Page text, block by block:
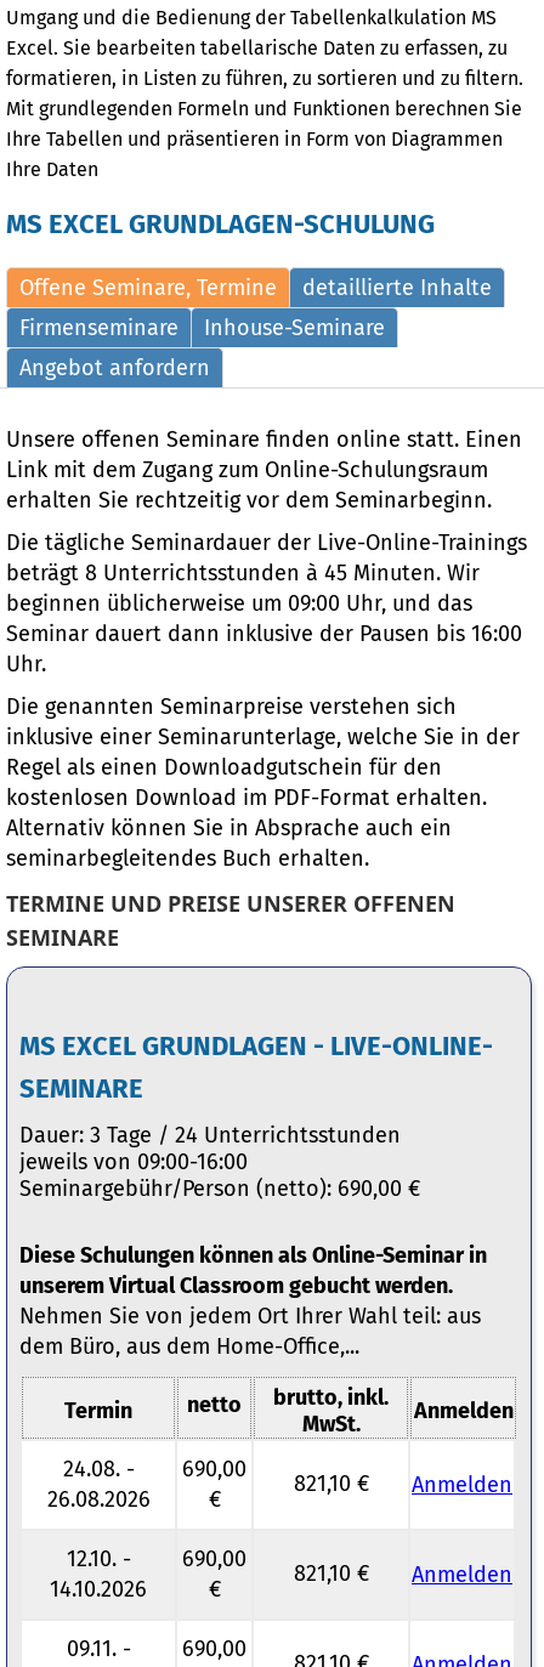
Umgang und die Bedienung der Tabellenkalkulation MS
Excel. Sie bearbeiten tabellarische Daten zu erfassen, zu
formatieren, in Listen zu führen, zu sortieren und zu filtern.
Mit grundlegenden Formeln und Funktionen berechnen Sie
Ihre Tabellen und präsentieren in Form von Diagrammen
Ihre Daten
MS EXCEL GRUNDLAGEN-SCHULUNG
Offene Seminare, Termine
detaillierte Inhalte
Firmenseminare
Inhouse-Seminare
Angebot anfordern
Unsere offenen Seminare finden online statt. Einen
Link mit dem Zugang zum Online-Schulungsraum
erhalten Sie rechtzeitig vor dem Seminarbeginn.
Die tägliche Seminardauer der Live-Online-Trainings
beträgt 8 Unterrichtsstunden à 45 Minuten. Wir
beginnen üblicherweise um 09:00 Uhr, und das
Seminar dauert dann inklusive der Pausen bis 16:00
Uhr.
Die genannten Seminarpreise verstehen sich
inklusive einer Seminarunterlage, welche Sie in der
Regel als einen Downloadgutschein für den
kostenlosen Download im PDF-Format erhalten.
Alternativ können Sie in Absprache auch ein
seminarbegleitendes Buch erhalten.
TERMINE UND PREISE UNSERER OFFENEN
SEMINARE
MS EXCEL GRUNDLAGEN - LIVE-ONLINE-
SEMINARE
Dauer: 3 Tage / 24 Unterrichtsstunden
jeweils von 09:00-16:00
Seminargebühr/Person (netto): 690,00 €
Diese Schulungen können als Online-Seminar in
unserem Virtual Classroom gebucht werden.
Nehmen Sie von jedem Ort Ihrer Wahl teil: aus
dem Büro, aus dem Home-Office,...
Termin netto
brutto, inkl.
MwSt.
Anmelden
24.08. -
26.08.2026
690,00
€
821,10 € Anmelden
12.10. -
14.10.2026
690,00
€
821,10 € Anmelden
09.11. -
690,00